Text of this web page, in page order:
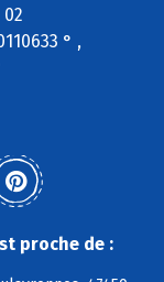
02
° ,
proche de :